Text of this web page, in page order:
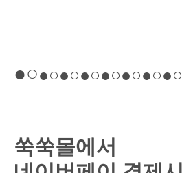
●○●○●○●○●○●○●○●○
쑥쑥몰에서